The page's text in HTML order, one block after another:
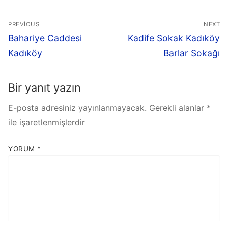
PREVIOUS
Bahariye Caddesi
Kadıköy
NEXT
Kadife Sokak Kadıköy
Barlar Sokağı
Bir yanıt yazın
E-posta adresiniz yayınlanmayacak. Gerekli alanlar *
ile işaretlenmişlerdir
YORUM *